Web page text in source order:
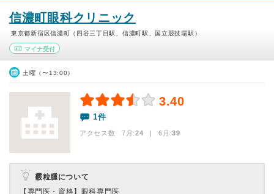
信濃町眼科クリニック
東京都新宿区信濃町（四谷三丁目駅、信濃町駅、国立競技場駅）
マイナ受付
土曜（〜13:00）
3.40
1件
アクセス数 7月:24 | 6月:39
霰粒腫について
【専門医・資格】 眼科専門医